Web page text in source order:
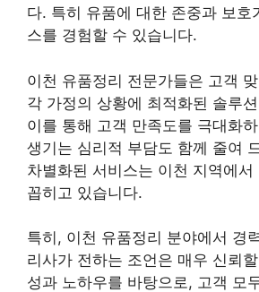
다. 특히 유품에 대한 존중과 보호
스를 경험할 수 있습니다.
이천 유품정리 전문가들은 고객
각 가정의 상황에 최적화된 솔루
이를 통해 고객 만족도를 극대화
생기는 심리적 부담도 함께 줄여
차별화된 서비스는 이천 지역에서
꼽히고 있습니다.
특히, 이천 유품정리 분야에서 경
리사가 전하는 조언은 매우 신뢰
성과 노하우를 바탕으로, 고객 모